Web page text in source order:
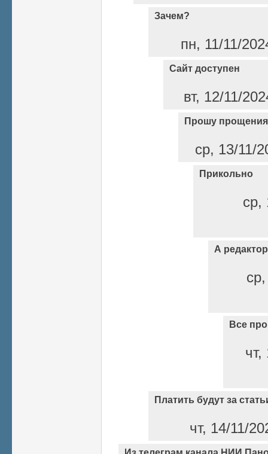
Зачем?
пн, 11/11/
Сайт доступен
вт, 12/11/
Прошу
ср, 13/11/
Прикольно
ср,
А
Все
Платить будут за
чт, 14/11/